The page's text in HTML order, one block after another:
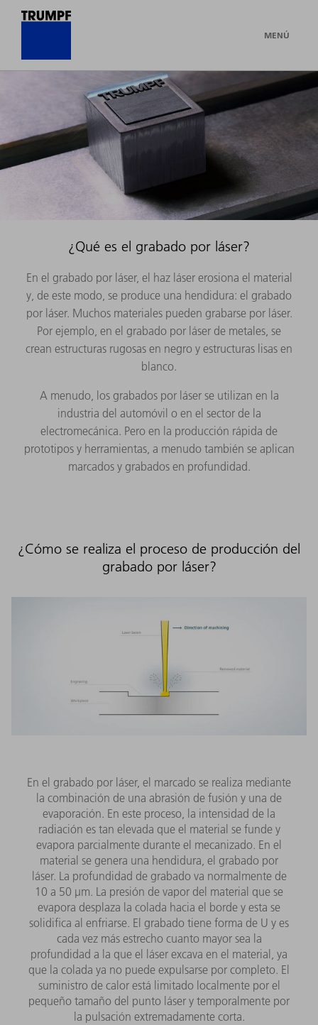
MENÚ
¿Qué es el grabado por láser?
En el grabado por láser, el haz láser erosiona el material
y, de este modo, se produce una hendidura: el grabado
por láser. Muchos materiales pueden grabarse por láser.
Por ejemplo, en el grabado por láser de metales, se
crean estructuras rugosas en negro y estructuras lisas en
blanco.
A menudo, los grabados por láser se utilizan en la
industria del automóvil o en el sector de la
electromecánica. Pero en la producción rápida de
prototipos y herramientas, a menudo también se aplican
marcados y grabados en profundidad.
¿Cómo se realiza el proceso de producción del
grabado por láser?
En el grabado por láser, el marcado se realiza mediante
la combinación de una abrasión de fusión y una de
evaporación. En este proceso, la intensidad de la
radiación es tan elevada que el material se funde y
evapora parcialmente durante el mecanizado. En el
material se genera una hendidura, el grabado por
láser. La profundidad de grabado va normalmente de
10 a 50 μm. La presión de vapor del material que se
evapora desplaza la colada hacia el borde y esta se
solidifica al enfriarse. El grabado tiene forma de U y es
cada vez más estrecho cuanto mayor sea la
profundidad a la que el láser excava en el material, ya
que la colada ya no puede expulsarse por completo. El
suministro de calor está limitado localmente por el
pequeño tamaño del punto láser y temporalmente por
la pulsación extremadamente corta.